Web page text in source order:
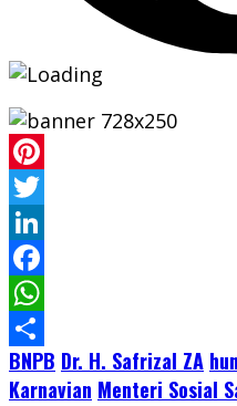
Pinterest
Twitter
LinkedIn
Facebook
WhatsApp
Share
BNPB Dr. H. Safrizal ZA
Karnavian Menteri Sosial